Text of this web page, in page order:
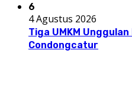
6
4 Agustus 2026
Tiga UMKM
Condongcatur